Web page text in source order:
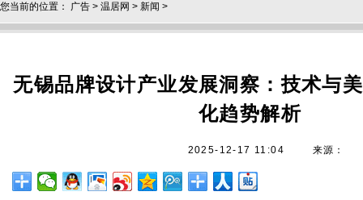
您当前的位置： 广告 > 温居网 > 新闻 >
无锡品牌设计产业发展洞察：技术与
化趋势解析
2025-12-17 11:04 来源：